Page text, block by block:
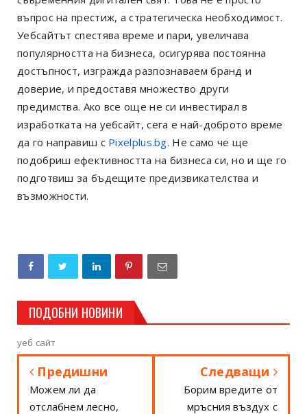
въпрос на престиж, а стратегическа необходимост.
Уебсайтът спестява време и пари, увеличава
популярността на бизнеса, осигурява постоянна
достъпност, изгражда разпознаваем бранд и
доверие, и предоставя множество други
предимства. Ако все още не си инвестирал в
изработката на уебсайт, сега е най-доброто време
да го направиш с Pixelplus.bg. Не само че ще
подобриш ефективността на бизнеса си, но и ще го
подготвиш за бъдещите предизвикателства и
възможности.
ПОДОБНИ НОВИНИ
уеб сайт
Предишни
Можем ли да
отслабнем лесно,
Следващи
Борим вредите от
мръсния въздух с